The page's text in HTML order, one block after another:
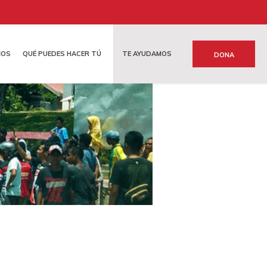
EMERGENCIAS
QUÉ PUEDES HACER TÚ
LEGADOS
TE AYUDAMOS DONA